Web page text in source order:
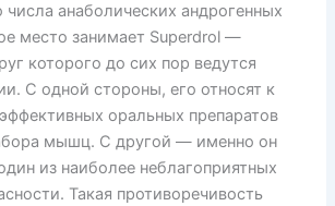
анаболических андрогенных
место занимает Superdrol —
которого до сих пор ведутся
С одной стороны, его относят к
оральных препаратов
мышц. С другой — именно он
из наиболее неблагоприятных
Такая противоречивость